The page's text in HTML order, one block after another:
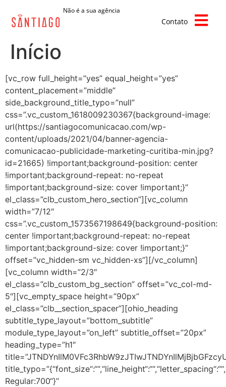
Não é a sua agência
Contato
Início
[vc_row full_height=”yes” equal_height=”yes”
content_placement=”middle”
side_background_title_typo=”null”
css=”.vc_custom_1618009230367{background-image:
url(https://santiagocomunicacao.com/wp-
content/uploads/2021/04/banner-agencia-
comunicacao-publicidade-marketing-curitiba-min.jpg?
id=21665) !important;background-position: center
!important;background-repeat: no-repeat
!important;background-size: cover !important;}”
el_class=”clb_custom_hero_section”][vc_column
width=”7/12″
css=”.vc_custom_1573567198649{background-position:
center !important;background-repeat: no-repeat
!important;background-size: cover !important;}”
offset=”vc_hidden-sm vc_hidden-xs”][/vc_column]
[vc_column width=”2/3″
el_class=”clb_custom_bg_section” offset=”vc_col-md-
5″][vc_empty_space height=”90px”
el_class=”clb__section_spacer”][ohio_heading
subtitle_type_layout=”bottom_subtitle”
module_type_layout=”on_left” subtitle_offset=”20px”
heading_type=”h1″
Regular:700“}”